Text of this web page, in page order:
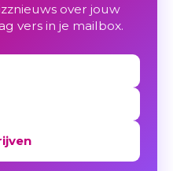
over jouw
vers in je mailbox.